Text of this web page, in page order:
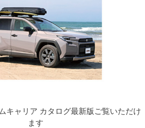
キャリア カタログ最新版ご覧いただけ
ます